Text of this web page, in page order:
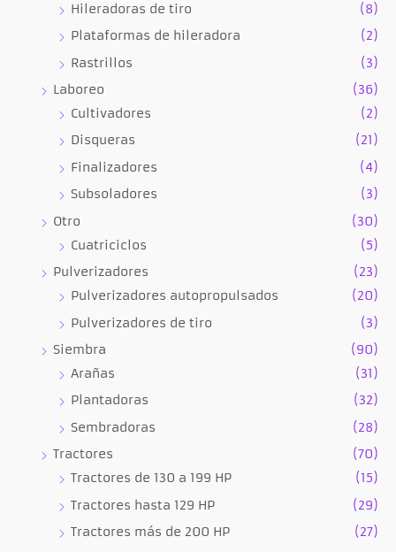
Hileradoras de tiro
(8)
Plataformas de hileradora
(2)
Rastrillos
(3)
Laboreo
(36)
Cultivadores
(2)
Disqueras
(21)
Finalizadores
(4)
Subsoladores
(3)
Otro
(30)
Cuatriciclos
(5)
Pulverizadores
(23)
Pulverizadores autopropulsados
(20)
Pulverizadores de tiro
(3)
Siembra
(90)
Arañas
(31)
Plantadoras
(32)
Sembradoras
(28)
Tractores
(70)
Tractores de 130 a 199 HP
(15)
Tractores hasta 129 HP
(29)
Tractores más de 200 HP
(27)